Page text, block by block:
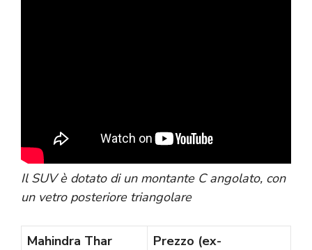
Il SUV è dotato di un montante C angolato, con
un vetro posteriore triangolare
Mahindra Thar
Prezzo (ex-